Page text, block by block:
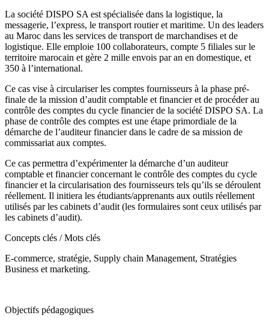
La société DISPO SA est spécialisée dans la logistique, la
messagerie, l’express, le transport routier et maritime. Un des leaders
au Maroc dans les services de transport de marchandises et de
logistique. Elle emploie 100 collaborateurs, compte 5 filiales sur le
territoire marocain et gère 2 mille envois par an en domestique, et
350 à l’international.
Ce cas vise à circulariser les comptes fournisseurs à la phase pré-
finale de la mission d’audit comptable et financier et de procéder au
contrôle des comptes du cycle financier de la société DISPO SA. La
phase de contrôle des comptes est une étape primordiale de la
démarche de l’auditeur financier dans le cadre de sa mission de
commissariat aux comptes.
Ce cas permettra d’expérimenter la démarche d’un auditeur
comptable et financier concernant le contrôle des comptes du cycle
financier et la circularisation des fournisseurs tels qu’ils se déroulent
réellement. Il initiera les étudiants/apprenants aux outils réellement
utilisés par les cabinets d’audit (les formulaires sont ceux utilisés par
les cabinets d’audit).
Concepts clés / Mots clés
E-commerce, stratégie, Supply chain Management, Stratégies
Business et marketing.
Objectifs pédagogiques